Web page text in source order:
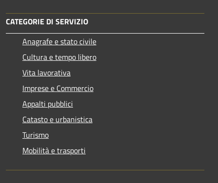
CATEGORIE DI SERVIZIO
Anagrafe e stato civile
Cultura e tempo libero
Vita lavorativa
Imprese e Commercio
Appalti pubblici
Catasto e urbanistica
Turismo
Mobilità e trasporti